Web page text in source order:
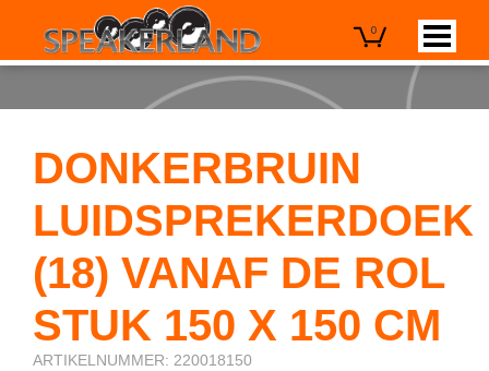
0
DONKERBRUIN
LUIDSPREKERDOEK
(18) VANAF DE ROL
STUK 150 X 150 CM
ARTIKELNUMMER: 220018150